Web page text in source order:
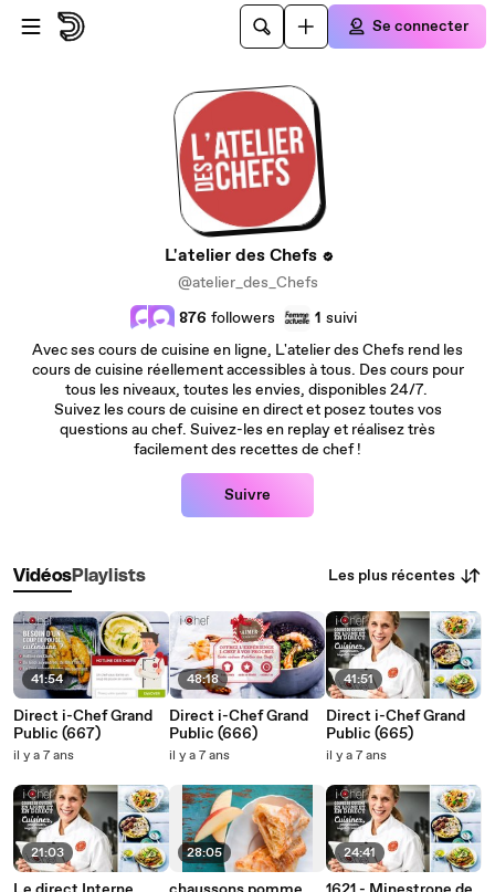
Passer au contenu principal
Se connecter
L'atelier des Chefs
@atelier_des_Chefs
876 followers 1 suivi
Avec ses cours de cuisine en ligne, L'atelier des Chefs rend les
cours de cuisine réellement accessibles à tous. Des cours pour
tous les niveaux, toutes les envies, disponibles 24/7.
Suivez les cours de cuisine en direct et posez toutes vos
questions au chef. Suivez-les en replay et réalisez très
facilement des recettes de chef !
Suivre
VidéosPlaylists Les plus récentes
41:54
Direct i-Chef Grand
Public (667)
il y a 7 ans
21:03
48:18
Direct i-Chef Grand
Public (666)
il y a 7 ans
28:05
41:51
Direct i-Chef Grand
Public (665)
il y a 7 ans
24:41